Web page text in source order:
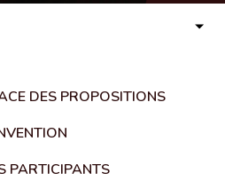
DES PROPOSITIONS
PARTICIPANTS